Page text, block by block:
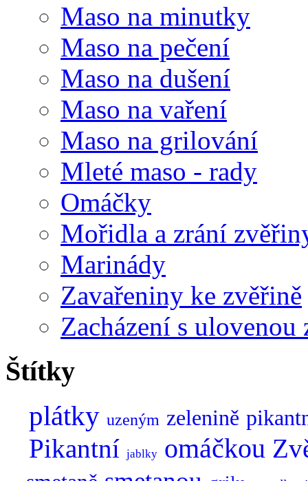
Maso na minutky
Maso na pečení
Maso na dušení
Maso na vaření
Maso na grilování
Mleté maso - rady
Omáčky
Mořidla a zrání
Marinády
Zavařeniny ke zvěřině
Zacházení s ulovenou
Štítky
plátky uzeným zelenině
Pikantní jablky omáčkou